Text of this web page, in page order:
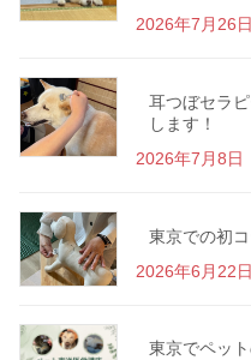
2026年7月26日
耳つぼセラ
します！
2026年7月8日
東京での初
2026年6月22日
東京でペッ